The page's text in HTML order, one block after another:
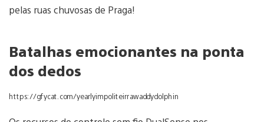
pelas ruas chuvosas de Praga!
Batalhas emocionantes na ponta
dos dedos
https://gfycat.com/yearlyimpoliteirrawaddydolphin